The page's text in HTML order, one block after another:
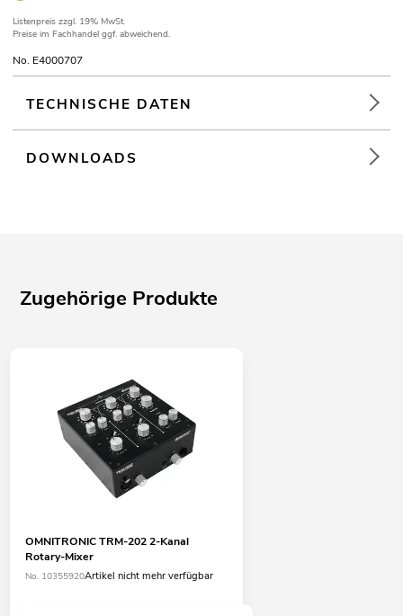
Listenpreis zzgl. 19% MwSt.
Preise im Fachhandel ggf. abweichend.
No. E4000707
TECHNISCHE DATEN
DOWNLOADS
Zugehörige Produkte
OMNITRONIC TRM-202 2-Kanal
Rotary-Mixer
No. 10355920Artikel nicht mehr verfügbar